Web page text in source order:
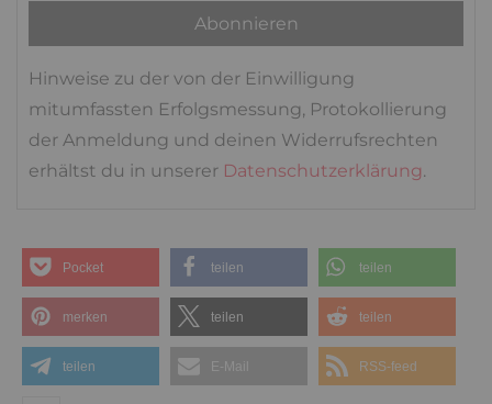
Hinweise zu der von der Einwilligung
mitumfassten Erfolgsmessung, Protokollierung
der Anmeldung und deinen Widerrufsrechten
erhältst du in unserer Datenschutzerklärung.
Pocket teilen teilen
merken teilen teilen
teilen E-Mail RSS-feed